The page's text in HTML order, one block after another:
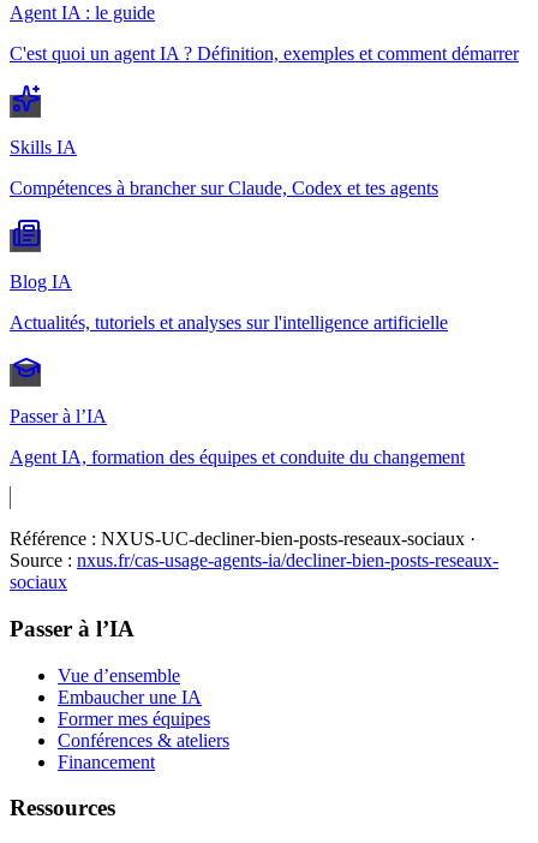
Agent IA : le guide
C'est quoi un agent IA ? Définition, exemples et comment démarrer
Skills IA
Compétences à brancher sur Claude, Codex et tes agents
Blog IA
Actualités, tutoriels et analyses sur l'intelligence artificielle
Passer à l’IA
Agent IA, formation des équipes et conduite du changement
Référence : NXUS-UC-decliner-bien-posts-reseaux-sociaux ·
Source : nxus.fr/cas-usage-agents-ia/decliner-bien-posts-reseaux-
sociaux
Passer à l’IA
Vue d’ensemble
Embaucher une IA
Former mes équipes
Conférences & ateliers
Financement
Ressources